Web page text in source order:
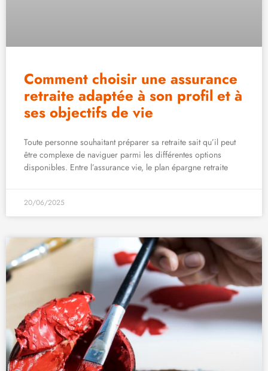
Comment choisir une assurance
retraite adaptée à son profil et à
ses objectifs de vie
Toute personne souhaitant préparer sa retraite sait qu’il peut
être complexe de naviguer parmi les différentes options
disponibles. Entre l’assurance vie, le plan épargne retraite
20/06/2025